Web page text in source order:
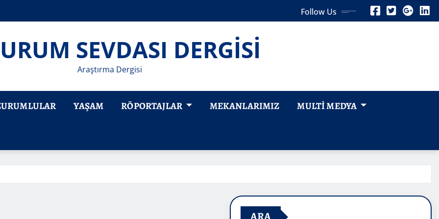
Follow Us
SEVDASI DERGİSİ
Araştırma Dergisi
YAŞAM RÖPORTAJLAR MEKANLARIMIZ MULTI MEDYA